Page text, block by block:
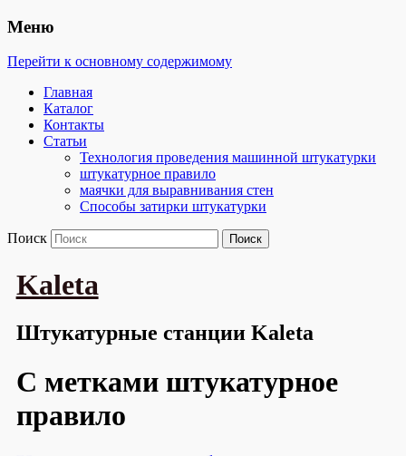
Меню
Перейти к основному содержимому
Главная
Каталог
Контакты
Статьи
Технология проведения машинной штукатурки
штукатурное правило
маячки для выравнивания стен
Способы затирки штукатурки
Поиск
Kaleta
Штукатурные станции Kaleta
С метками штукатурное
правило